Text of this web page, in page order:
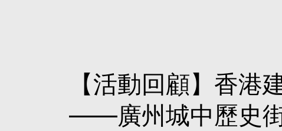
【活動回顧】香港
——廣州城中歷史